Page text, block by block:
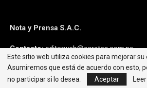
Nota y Prensa S.A.C.
Contacto:editorweb@caretas.com.pe
Síguenos:
Este sitio web utiliza cookies para mejorar su
Asumiremos que está de acuerdo con esto,
no participar si lo desea.
Aceptar